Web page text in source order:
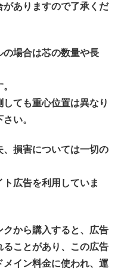
ありますので了承くだ
場合は芯の数量や長
ても重心位置は異なり
い。
損害については一切の
広告を利用していま
から購入すると、広告
ことがあり、この広告
イン料金に使われ、運